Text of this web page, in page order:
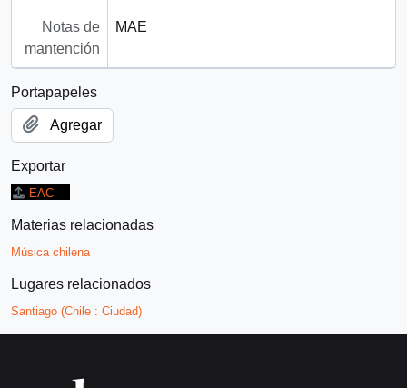
Notas de
mantención
MAE
Portapapeles
Agregar
Exportar
EAC
Materias relacionadas
Música chilena
Lugares relacionados
Santiago (Chile : Ciudad)